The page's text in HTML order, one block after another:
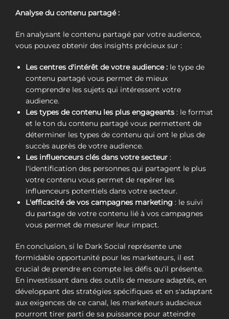
Analyse du contenu partagé :
En analysant le contenu partagé par votre audience,
vous pouvez obtenir des insights précieux sur :
Les centres d'intérêt de votre audience : le type de
contenu partagé vous permet de mieux
comprendre les sujets qui intéressent votre
audience.
Les types de contenu les plus engageants : le format
et le ton du contenu partagé vous permettent de
déterminer les types de contenu qui ont le plus de
succès auprès de votre audience.
Les influenceurs clés dans votre secteur :
l'identification des personnes qui partagent le plus
votre contenu vous permet de repérer les
influenceurs potentiels dans votre secteur.
L'efficacité de vos campagnes marketing : le suivi
du partage de votre contenu lié à vos campagnes
vous permet de mesurer leur impact.
En conclusion, si le Dark Social représente une
formidable opportunité pour les marketeurs, il est
crucial de prendre en compte les défis qu'il présente.
En investissant dans des outils de mesure adaptés, en
développant des stratégies spécifiques et en s'adaptant
aux exigences de ce canal, les marketeurs audacieux
pourront tirer parti de sa puissance pour atteindre